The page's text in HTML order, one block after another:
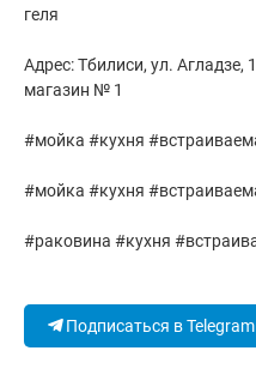
геля
Адрес: Тбилиси, ул. Агладзе,
магазин № 1
#мойка #кухня
#мойка #кухня
#раковина #кухня
Подписаться в Telegram